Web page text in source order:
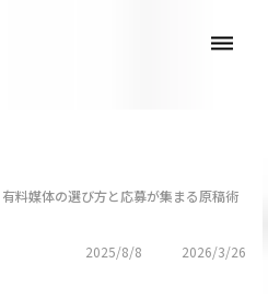
dehaze
料媒体の選び方と応募が集まる原稿術
2025/8/8
2026/3/26